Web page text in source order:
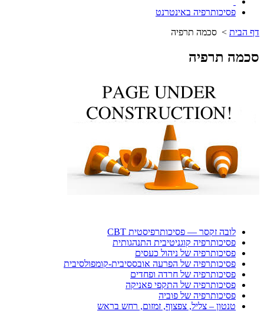
פסיכותרפיה באינטרנט
דף הבית > סכמה תרפיה
סכמה תרפיה
לובה זקסר — פסיכותרפיסטית CBT
פסיכותרפיה קוגניטיבית התנהגותית
פסיכותרפיה של ניהול כעסים
פסיכותרפיה של הפרעה אובססיבית-קומפולסיבית
פסיכותרפיה של חרדה ופחדים
פסיכותרפיה של התקפי פאניקה
פסיכותרפיה של פוביה
טנטון – צליל, צפצוף, זמזום, רחש בראש